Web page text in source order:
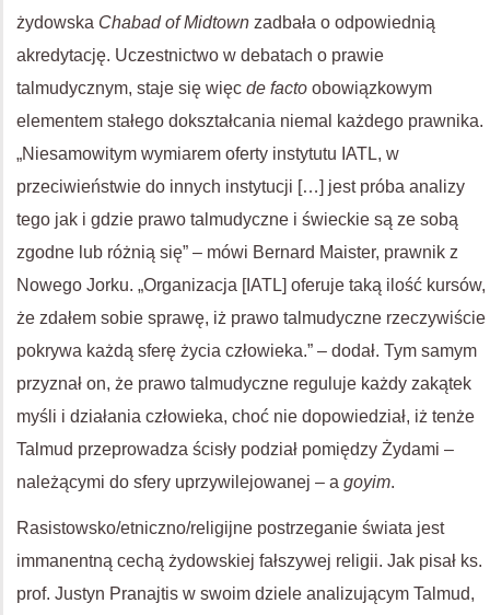
żydowska Chabad of Midtown zadbała o odpowiednią
akredytację. Uczestnictwo w debatach o prawie
talmudycznym, staje się więc de facto obowiązkowym
elementem stałego dokształcania niemal każdego prawnika.
„Niesamowitym wymiarem oferty instytutu IATL, w
przeciwieństwie do innych instytucji […] jest próba analizy
tego jak i gdzie prawo talmudyczne i świeckie są ze sobą
zgodne lub różnią się” – mówi Bernard Maister, prawnik z
Nowego Jorku. „Organizacja [IATL] oferuje taką ilość kursów,
że zdałem sobie sprawę, iż prawo talmudyczne rzeczywiście
pokrywa każdą sferę życia człowieka.” – dodał. Tym samym
przyznał on, że prawo talmudyczne reguluje każdy zakątek
myśli i działania człowieka, choć nie dopowiedział, iż tenże
Talmud przeprowadza ścisły podział pomiędzy Żydami –
należącymi do sfery uprzywilejowanej – a goyim.
Rasistowsko/etniczno/religijne postrzeganie świata jest
immanentną cechą żydowskiej fałszywej religii. Jak pisał ks.
prof. Justyn Pranajtis w swoim dziele analizującym Talmud,